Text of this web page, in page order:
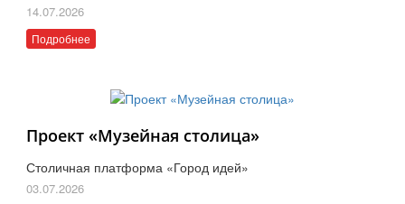
14.07.2026
Подробнее
Проект «Музейная столица»
Столичная платформа «Город идей»
03.07.2026